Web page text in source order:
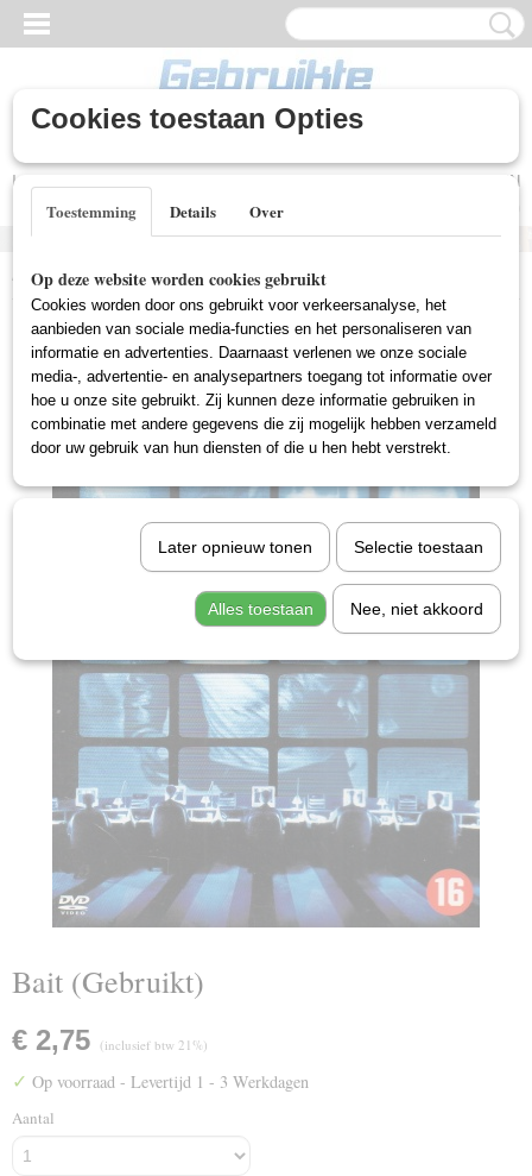
Inloggen
UW WINKELWAGEN
Home >Gebruikte DVD's>Actie DVD Gebruikt
Bait (Gebruikt)
€ 2,75 (inclusief btw 21%)
✓ Op voorraad - Levertijd 1 - 3 Werkdagen
Aantal
Cookies toestaan Opties
Toestemming Details Over
Op deze website worden cookies gebruikt
Cookies worden door ons gebruikt voor verkeersanalyse, het
aanbieden van sociale media-functies en het personaliseren van
informatie en advertenties. Daarnaast verlenen we onze sociale
media-, advertentie- en analysepartners toegang tot informatie over
hoe u onze site gebruikt. Zij kunnen deze informatie gebruiken in
combinatie met andere gegevens die zij mogelijk hebben verzameld
door uw gebruik van hun diensten of die u hen hebt verstrekt.
Later opnieuw tonen Selectie toestaan
Alles toestaan Nee, niet akkoord